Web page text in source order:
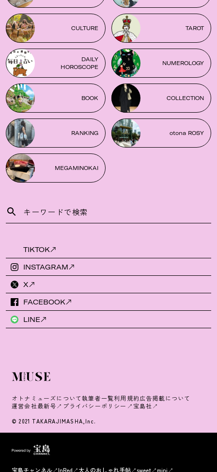
CULTURE TAROT
DAILY
HOROSCOPE
NUMEROLOGY
BOOK COLLECTION
RANKING otona ROSY
MEGAMINOKAI
TIKTOK
INSTAGRAM
X
FACEBOOK
LINE
オトナミューズについて執筆者一覧利用規約広告掲載について
運営会社最新号 プライバシーポリシー 宝島社
© 2021 TAKARAJIMASHA,Inc.
宝島チャンネル InRed 大人のおしゃれ手帖 sweet mini